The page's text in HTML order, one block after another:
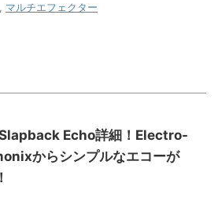
マルチエフェクター
Echo詳細！Electro-
からシンプルなエコーが